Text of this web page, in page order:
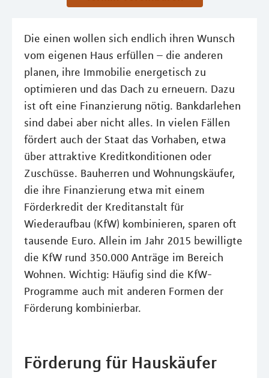
Die einen wollen sich endlich ihren Wunsch
vom eigenen Haus erfüllen – die anderen
planen, ihre Immobilie energetisch zu
optimieren und das Dach zu erneuern. Dazu
ist oft eine Finanzierung nötig. Bankdarlehen
sind dabei aber nicht alles. In vielen Fällen
fördert auch der Staat das Vorhaben, etwa
über attraktive Kreditkonditionen oder
Zuschüsse. Bauherren und Wohnungskäufer,
die ihre Finanzierung etwa mit einem
Förderkredit der Kreditanstalt für
Wiederaufbau (KfW) kombinieren, sparen oft
tausende Euro. Allein im Jahr 2015 bewilligte
die KfW rund 350.000 Anträge im Bereich
Wohnen. Wichtig: Häufig sind die KfW-
Programme auch mit anderen Formen der
Förderung kombinierbar.
Förderung für Hauskäufer